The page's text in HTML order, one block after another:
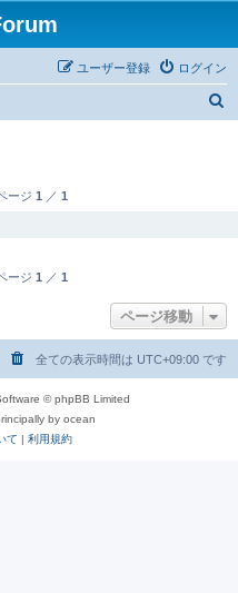
ログイン
ユーザー登録
ージ 1 ／ 1
ージ 1 ／ 1
ページ移動
全ての表示時間は UTC+09:00 です
© phpBB Limited
by ocean
て | 利用規約